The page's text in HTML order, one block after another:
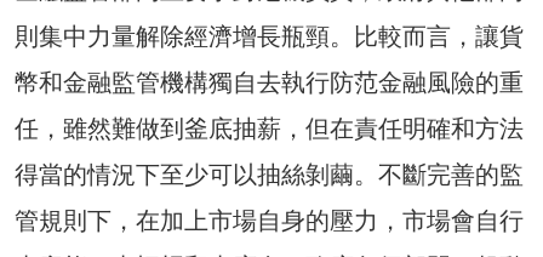
則集中力量解除經濟增長瓶頸。比較而言，讓貨
幣和金融監管機構獨自去執行防范金融風險的重
任，雖然難做到釜底抽薪，但在責任明確和方法
得當的情況下至少可以抽絲剝繭。不斷完善的監
管規則下，在加上市場自身的壓力，市場會自行